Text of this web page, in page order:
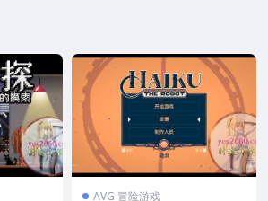
AVG 冒险游戏